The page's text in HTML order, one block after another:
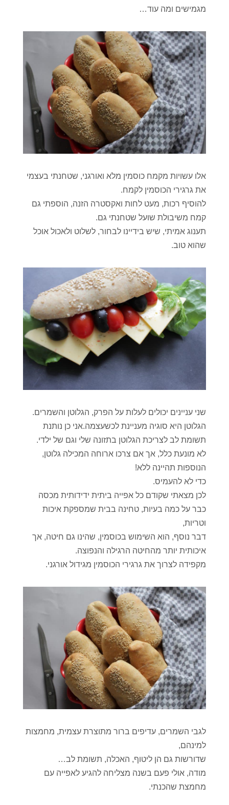
מגמישים ומה עוד…
אלו עשויות מקמח כוסמין מלא ואורגני, שטחנתי בעצמי
את גרגירי הכוסמין לקמח.
להוסיף רכות, מעט לחות ואקסטרה הזנה, הוספתי גם
קמח משיבולת שועל שטחנתי גם.
תענוג אמיתי, שיש בידיינו לבחור, לשלוט ולאכול אוכל
שהוא טוב.
שני עניינים יכולים לעלות על הפרק, הגלוטן והשמרים.
הגלוטן היא סוגיה מעניינת לכשעצמה.אני כן נותנת
תשומת לב לצריכת הגלוטן בתזונה שלי וגם של ילדי.
לא מונעת כלל, אך אם צרכו ארוחה המכילה גלוטן,
הנוספות תהיינה ללא!
כדי לא להעמיס.
לכן מצאתי שקודם כל אפייה ביתית ידידותית מכסה
כבר על כמה בעיות, טחינה בבית שמספקת איכות
וטריות,
דבר נוסף, הוא השימוש בכוסמין, שהינו גם חיטה, אך
איכותית יותר מהחיטה הרגילה והנפוצה.
מקפידה לצרוך את גרגירי הכוסמין מגידול אורגני.
לגבי השמרים, עדיפים ברור מתוצרת עצמית, מחמצות
למינהם,
שדורשות גם הן ליטוף, האכלה, תשומת לב…
מודה, אולי פעם בשנה מצליחה להגיע לאפייה עם
מחמצת שהכנתי.